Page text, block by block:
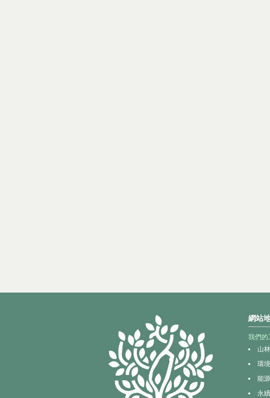
網站
我們的
山
環
能
永